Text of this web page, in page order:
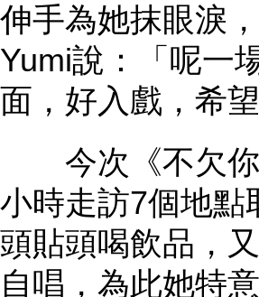
伸手為她抹眼淚
Yumi說：「呢一
面，好入戲，希
今次《不欠你
小時走訪7個地點
頭貼頭喝飲品，
自唱，為此她特